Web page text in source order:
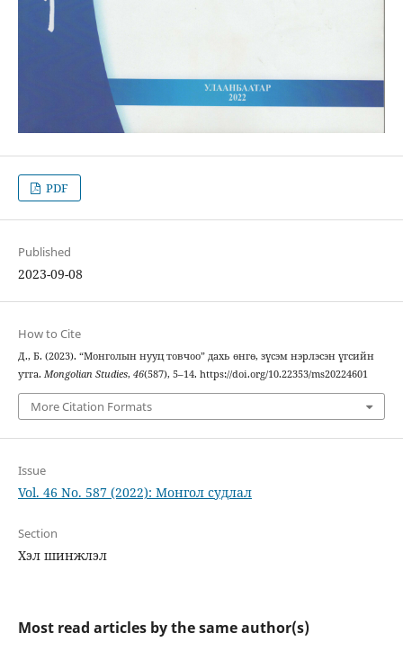
PDF
Published
2023-09-08
How to Cite
Д., Б. (2023). “Монголын нууц товчоо” дахь өнгө, зүсэм нэрлэсэн үгсийн
утга. Mongolian Studies, 46(587), 5–14. https://doi.org/10.22353/ms20224601
More Citation Formats
Issue
Vol. 46 No. 587 (2022): Монгол судлал
Section
Хэл шинжлэл
Most read articles by the same author(s)